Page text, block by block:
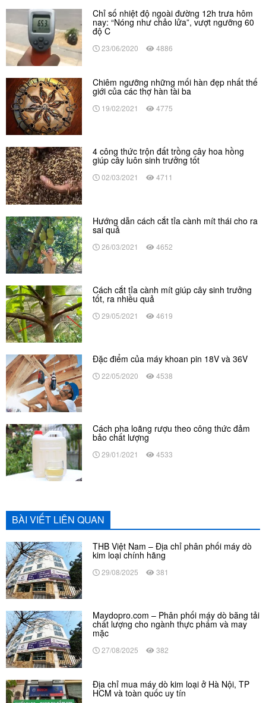
Chỉ số nhiệt độ ngoài đường 12h trưa hôm
nay: “Nóng như chảo lửa”, vượt ngưỡng 60
độ C
23/06/2020 4886
Chiêm ngưỡng những mối hàn đẹp nhất thế
giới của các thợ hàn tài ba
19/02/2021 4775
4 công thức trộn đất trồng cây hoa hồng
giúp cây luôn sinh trưởng tốt
02/03/2021 4711
Hướng dẫn cách cắt tỉa cành mít thái cho ra
sai quả
26/03/2021 4652
Cách cắt tỉa cành mít giúp cây sinh trưởng
tốt, ra nhiều quả
29/05/2021 4619
Đặc điểm của máy khoan pin 18V và 36V
22/05/2020 4538
Cách pha loãng rượu theo công thức đảm
bảo chất lượng
29/01/2021 4533
BÀI VIẾT LIÊN QUAN
THB Việt Nam – Địa chỉ phân phối máy dò
kim loại chính hãng
29/08/2025 381
Maydopro.com – Phân phối máy dò băng tải
chất lượng cho ngành thực phẩm và may
mặc
27/08/2025 382
Địa chỉ mua máy dò kim loại ở Hà Nội, TP
HCM và toàn quốc uy tín